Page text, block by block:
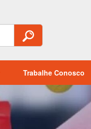
Trabalhe Conosco